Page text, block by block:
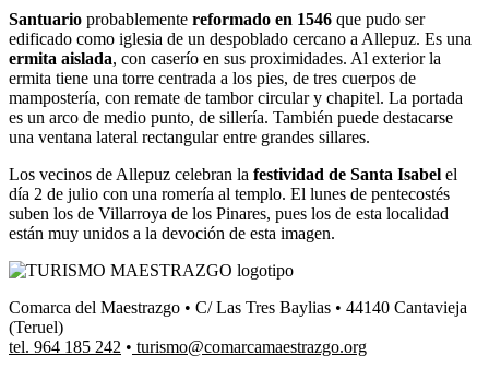
Santuario probablemente reformado en 1546 que pudo ser
edificado como iglesia de un despoblado cercano a Allepuz. Es una
ermita aislada, con caserío en sus proximidades. Al exterior la
ermita tiene una torre centrada a los pies, de tres cuerpos de
mampostería, con remate de tambor circular y chapitel. La portada
es un arco de medio punto, de sillería. También puede destacarse
una ventana lateral rectangular entre grandes sillares.
Los vecinos de Allepuz celebran la festividad de Santa Isabel el
día 2 de julio con una romería al templo. El lunes de pentecostés
suben los de Villarroya de los Pinares, pues los de esta localidad
están muy unidos a la devoción de esta imagen.
Comarca del Maestrazgo • C/ Las Tres Baylias • 44140 Cantavieja
(Teruel)
tel. 964 185 242 • turismo@comarcamaestrazgo.org